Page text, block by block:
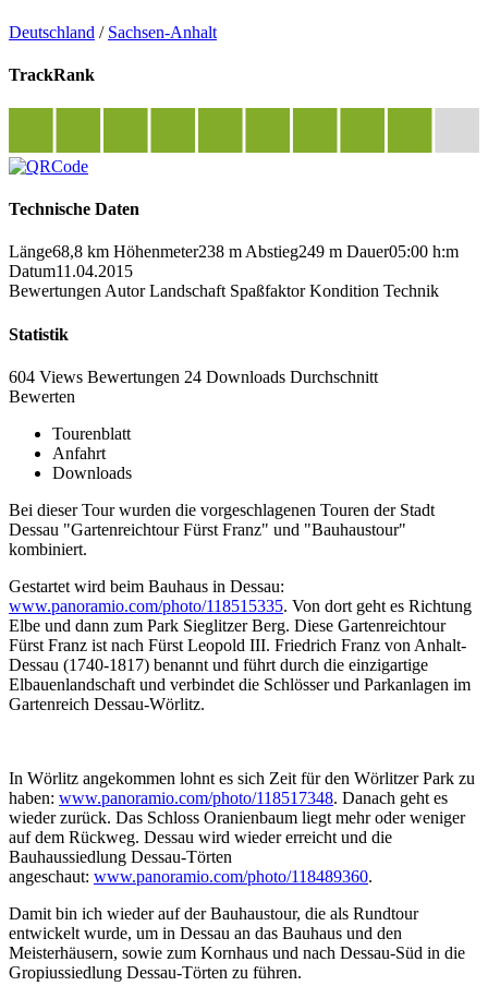
Deutschland / Sachsen-Anhalt
TrackRank
Technische Daten
Länge68,8 km Höhenmeter238 m Abstieg249 m Dauer05:00 h:m
Datum11.04.2015
Bewertungen Autor Landschaft Spaßfaktor Kondition Technik
Statistik
604 Views Bewertungen 24 Downloads Durchschnitt
Bewerten
Tourenblatt
Anfahrt
Downloads
Bei dieser Tour wurden die vorgeschlagenen Touren der Stadt
Dessau "Gartenreichtour Fürst Franz" und "Bauhaustour"
kombiniert.
Gestartet wird beim Bauhaus in Dessau:
www.panoramio.com/photo/118515335. Von dort geht es Richtung
Elbe und dann zum Park Sieglitzer Berg. Diese Gartenreichtour
Fürst Franz ist nach Fürst Leopold III. Friedrich Franz von Anhalt-
Dessau (1740-1817) benannt und führt durch die einzigartige
Elbauenlandschaft und verbindet die Schlösser und Parkanlagen im
Gartenreich Dessau-Wörlitz.
In Wörlitz angekommen lohnt es sich Zeit für den Wörlitzer Park zu
haben: www.panoramio.com/photo/118517348. Danach geht es
wieder zurück. Das Schloss Oranienbaum liegt mehr oder weniger
auf dem Rückweg. Dessau wird wieder erreicht und die
Bauhaussiedlung Dessau-Törten
angeschaut: www.panoramio.com/photo/118489360.
Damit bin ich wieder auf der Bauhaustour, die als Rundtour
entwickelt wurde, um in Dessau an das Bauhaus und den
Meisterhäusern, sowie zum Kornhaus und nach Dessau-Süd in die
Gropiussiedlung Dessau-Törten zu führen.